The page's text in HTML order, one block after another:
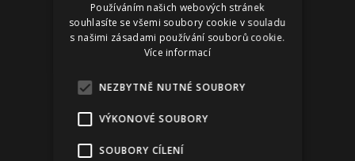
Používáním našich webových stránek
souhlasíte se všemi soubory cookie v souladu
s našimi zásadami používání souborů cookie.
Více informací
NEZBYTNĚ NUTNÉ SOUBORY
VÝKONOVÉ SOUBORY
SOUBORY CÍLENÍ